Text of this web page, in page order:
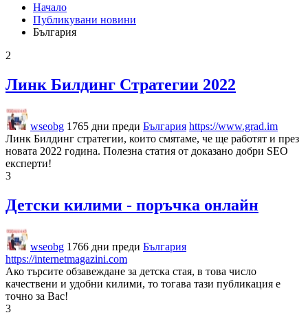
Начало
Публикувани новини
България
2
Линк Билдинг Стратегии 2022
wseobg 1765 дни преди България https://www.grad.im
Линк Билдинг стратегии, които смятаме, че ще работят и през
новата 2022 година. Полезна статия от доказано добри SEO
експерти!
3
Детски килими - поръчка онлайн
wseobg 1766 дни преди България
https://internetmagazini.com
Ако търсите обзавеждане за детска стая, в това число
качествени и удобни килими, то тогава тази публикация е
точно за Вас!
3